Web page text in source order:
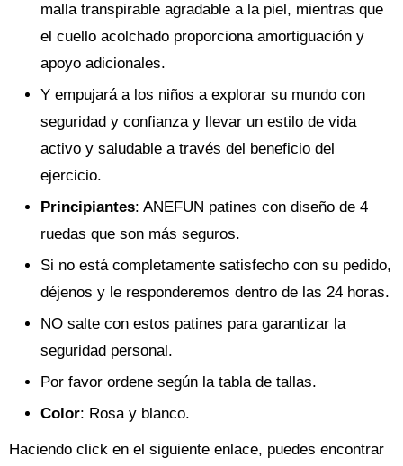
malla transpirable agradable a la piel, mientras que
el cuello acolchado proporciona amortiguación y
apoyo adicionales.
Y empujará a los niños a explorar su mundo con
seguridad y confianza y llevar un estilo de vida
activo y saludable a través del beneficio del
ejercicio.
Principiantes: ANEFUN patines con diseño de 4
ruedas que son más seguros.
Si no está completamente satisfecho con su pedido,
déjenos y le responderemos dentro de las 24 horas.
NO salte con estos patines para garantizar la
seguridad personal.
Por favor ordene según la tabla de tallas.
Color: Rosa y blanco.
Haciendo click en el siguiente enlace, puedes encontrar